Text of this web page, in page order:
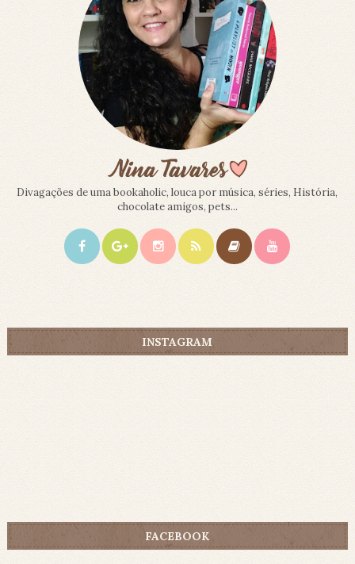
Divagações de uma bookaholic, louca por música, séries, História,
chocolate amigos, pets...
INSTAGRAM
FACEBOOK